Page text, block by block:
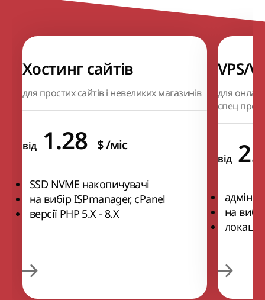
Хостинг сайтів
для простих сайтів і невеликих магазинів
від 1.28 $/міс
SSD NVME накопичувачі
на вибір ISPmanager, cPanel
версії РНР 5.Х - 8.Х
VPS/
для
спец
від
на
локації